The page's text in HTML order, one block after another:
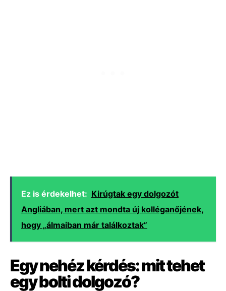
Ez is érdekelhet: Kirúgtak egy dolgozót
Angliában, mert azt mondta új kolléganőjének,
hogy „álmaiban már találkoztak”
Egy nehéz kérdés: mit tehet
egy bolti dolgozó?